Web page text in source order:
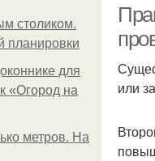
столиком.
планировки
для
«Огород на
метров. На
или